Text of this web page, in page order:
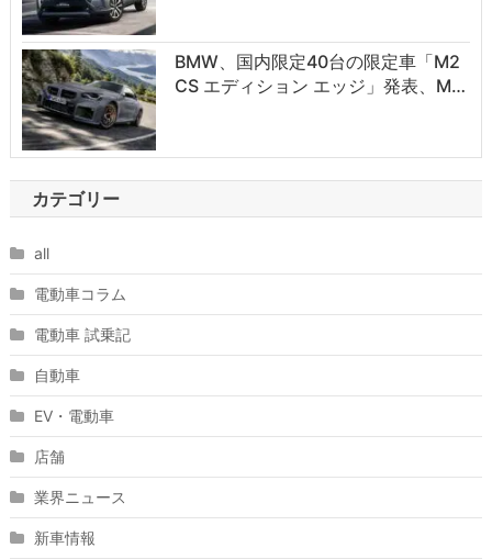
BMW、国内限定40台の限定車「M2
CS エディション エッジ」発表、M…
カテゴリー
all
電動車コラム
電動車 試乗記
自動車
EV・電動車
店舗
業界ニュース
新車情報